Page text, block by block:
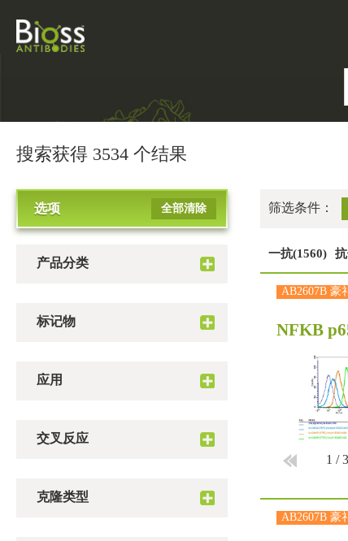
搜索获得 3534 个结果
选项 全部清除
产品分类
标记物
应用
交叉反应
克隆类型
筛选条件：
一抗(1560)
AB2607B 豪
NFKB
1 /3
AB2607B 豪